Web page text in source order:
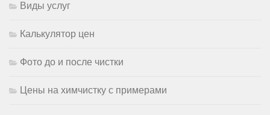
Виды услуг
Калькулятор цен
Фото до и после чистки
Цены на химчистку с примерами